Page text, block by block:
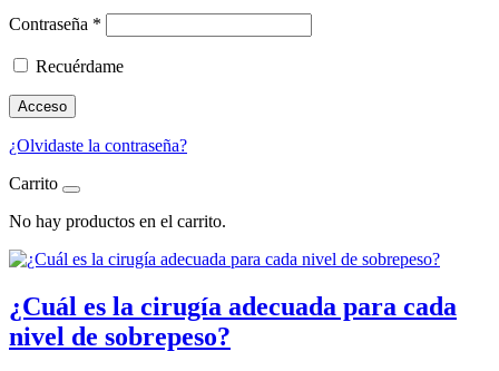
Contraseña *
Recuérdame
Acceso
¿Olvidaste la contraseña?
Carrito
No hay productos en el carrito.
¿Cuál es la cirugía adecuada para cada
nivel de sobrepeso?